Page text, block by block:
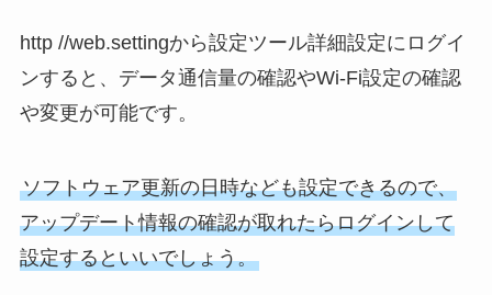
http //web.settingから設定ツール詳細設定にログイ
ンすると、データ通信量の確認やWi-Fi設定の確認
や変更が可能です。
ソフトウェア更新の日時なども設定できるので、
アップデート情報の確認が取れたらログインして
設定するといいでしょう。